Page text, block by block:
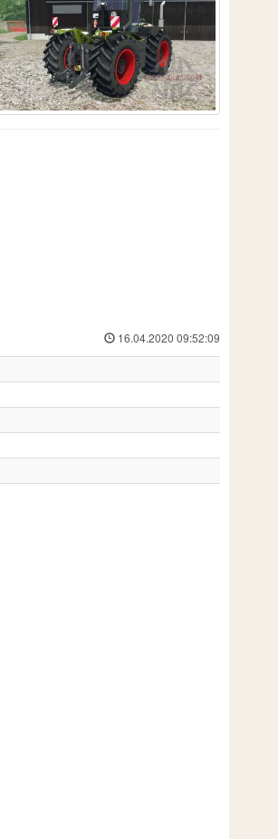
216
1
4
1
66
3
Т
110
ТТ
3
ХЗТСШ
2
ХТА
6
ХТЗ
177
ЧЗПТ
1
16.04.2020 09:52:09